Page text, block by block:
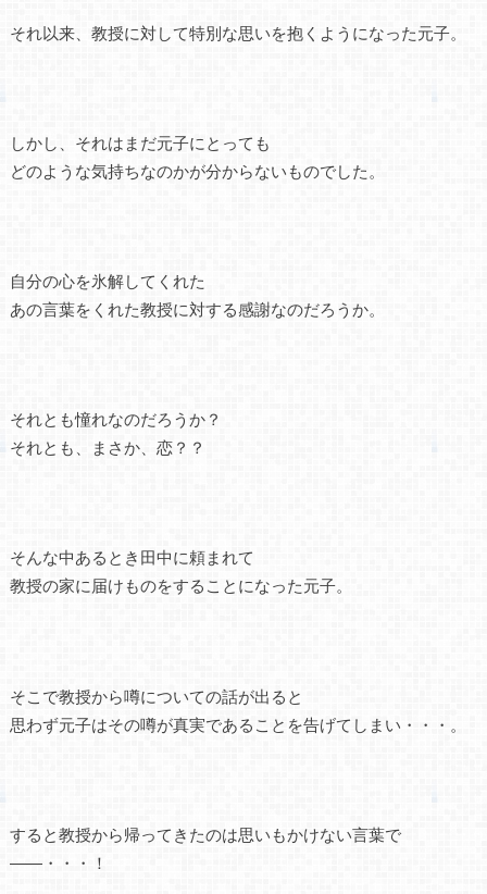
それ以来、教授に対して特別な思いを抱くようになった元子。
しかし、それはまだ元子にとっても
どのような気持ちなのかが分からないものでした。
自分の心を氷解してくれた
あの言葉をくれた教授に対する感謝なのだろうか。
それとも憧れなのだろうか？
それとも、まさか、恋？？
そんな中あるとき田中に頼まれて
教授の家に届けものをすることになった元子。
そこで教授から噂についての話が出ると
思わず元子はその噂が真実であることを告げてしまい・・・。
すると教授から帰ってきたのは思いもかけない言葉で
――・・・！